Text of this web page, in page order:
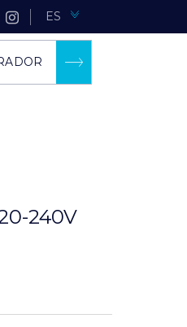
ES
240V